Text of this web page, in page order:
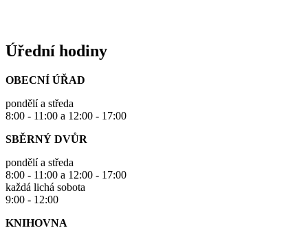
Úřední hodiny
OBECNÍ ÚŘAD
pondělí a středa
8:00 - 11:00 a 12:00 - 17:00
SBĚRNÝ DVŮR
pondělí a středa
8:00 - 11:00 a 12:00 - 17:00
každá lichá sobota
9:00 - 12:00
KNIHOVNA